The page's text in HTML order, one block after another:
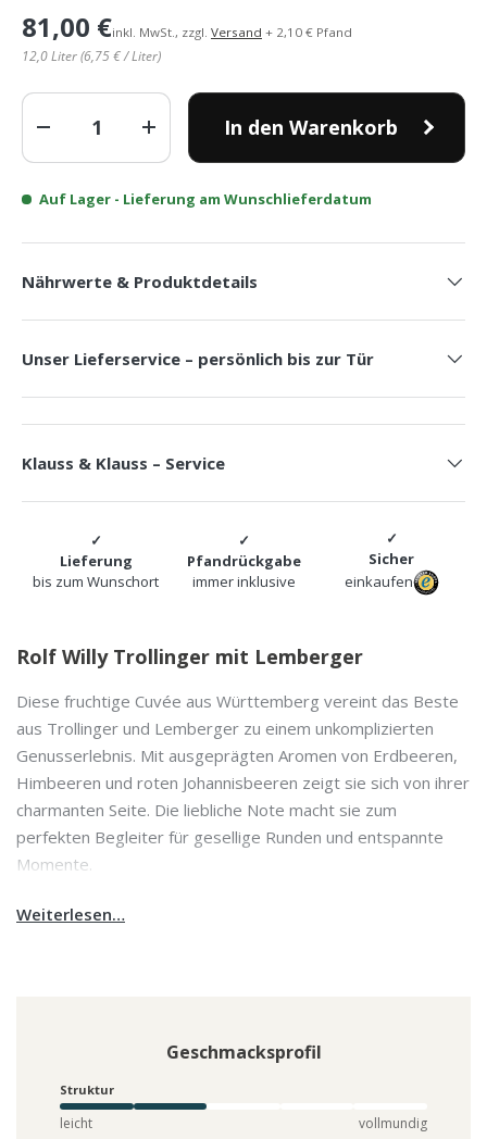
81,00 €
12,0 Liter (6,75 € / Liter)
inkl. MwSt., zzgl. Versand + 2,10 € Pfand
Anzahl
-
+ In den Warenkorb
Auf Lager - Lieferung am Wunschlieferdatum
Nährwerte & Produktdetails
Unser Lieferservice – persönlich bis zur Tür
Klauss & Klauss – Service
Lieferung
bis zum Wunschort
Pfandrückgabe
immer inklusive
Sicher
einkaufen
Rolf Willy Trollinger mit Lemberger
Diese fruchtige Cuvée aus Württemberg vereint das Beste
aus Trollinger und Lemberger zu einem unkomplizierten
Genusserlebnis. Mit ausgeprägten Aromen von Erdbeeren,
Himbeeren und roten Johannisbeeren zeigt sie sich von ihrer
charmanten Seite. Die liebliche Note macht sie zum
perfekten Begleiter für gesellige Runden und entspannte
Momente.
Weiterlesen…
Geschmacksprofil
Struktur
leicht vollmundig